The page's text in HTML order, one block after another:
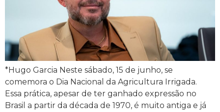
*Hugo Garcia Neste sábado, 15 de junho, se
comemora o Dia Nacional da Agricultura Irrigada.
Essa prática, apesar de ter ganhado expressão no
Brasil a partir da década de 1970, é muito antiga e já